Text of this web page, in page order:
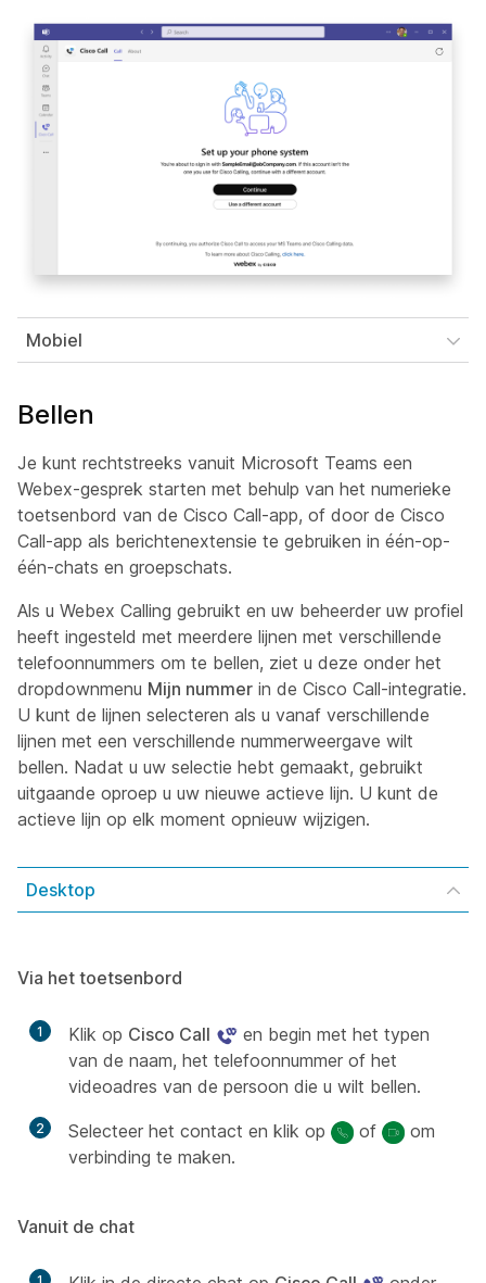
Mobiel
Bellen
Je kunt rechtstreeks vanuit Microsoft Teams een
Webex-gesprek starten met behulp van het numerieke
toetsenbord van de Cisco Call-app, of door de Cisco
Call-app als berichtenextensie te gebruiken in één-op-
één-chats en groepschats.
Als u Webex Calling gebruikt en uw beheerder uw profiel
heeft ingesteld met meerdere lijnen met verschillende
telefoonnummers om te bellen, ziet u deze onder het
dropdownmenu Mijn nummer in de Cisco Call-integratie.
U kunt de lijnen selecteren als u vanaf verschillende
lijnen met een verschillende nummerweergave wilt
bellen. Nadat u uw selectie hebt gemaakt, gebruikt
uitgaande oproep u uw nieuwe actieve lijn. U kunt de
actieve lijn op elk moment opnieuw wijzigen.
Desktop
Via het toetsenbord
1 Klik op Cisco Call
en begin met het typen
van de naam, het telefoonnummer of het
videoadres van de persoon die u wilt bellen.
2 Selecteer het contact en klik op of
om
verbinding te maken.
Vanuit de chat